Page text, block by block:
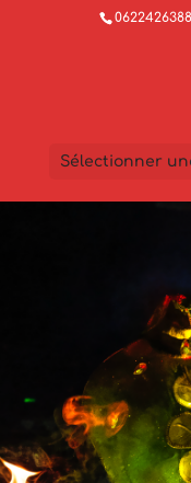
0622426388
Sélectionner